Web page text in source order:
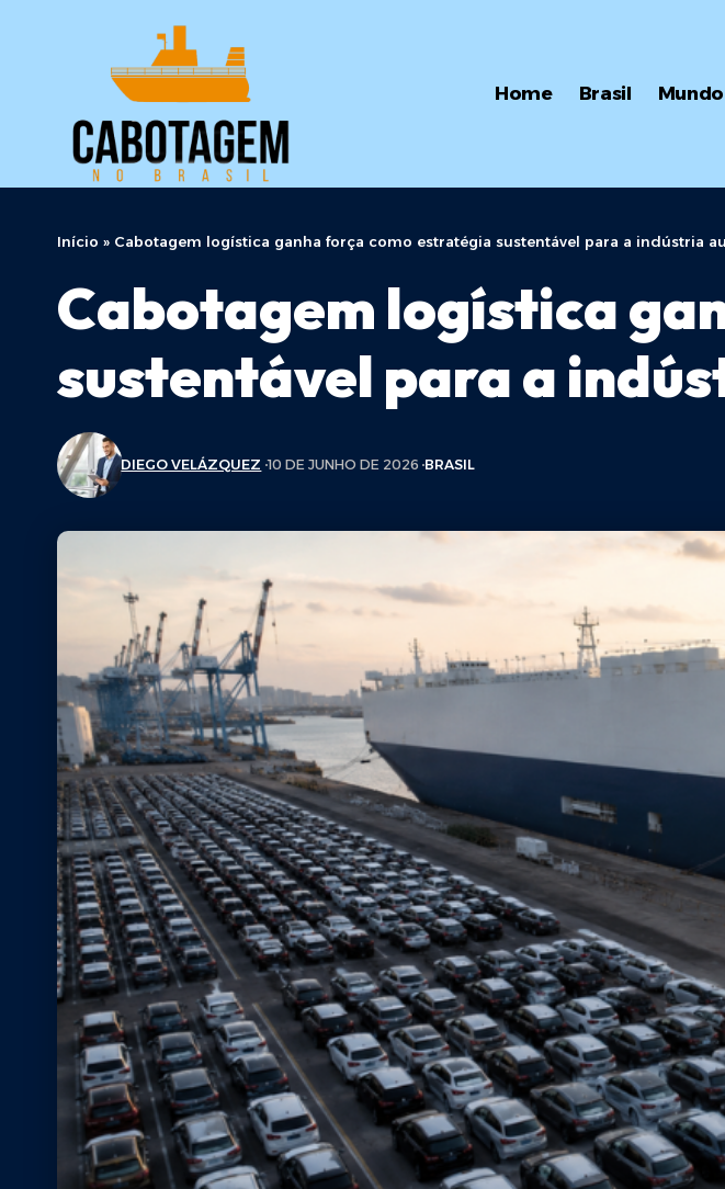
Home Brasil Mundo
Início » Cabotagem logística ganha força como estratégia sustentável para a indústria
Cabotagem logística
sustentável para a
DIEGO VELÁZQUEZ 10 DE JUNHO DE 2026 BRASIL